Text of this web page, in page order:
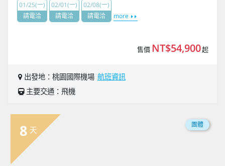
01/25(一)
請電洽
02/01(一)
請電洽
02/08(一)
請電洽
more
售價 NT$54,900起
出發地：桃園國際機場 航班資訊
主要交通：飛機
8 天
團體